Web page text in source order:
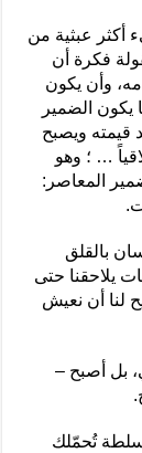
أكثر عبثية من
فكرة أن
وأن يكون
الضمير
قيمته ويصبح
… ؛ وهو
المعاصر:
بالقلق
يلاحقنا حتى
لنا أن نعيش
بل أصبح –
تُحمّلك